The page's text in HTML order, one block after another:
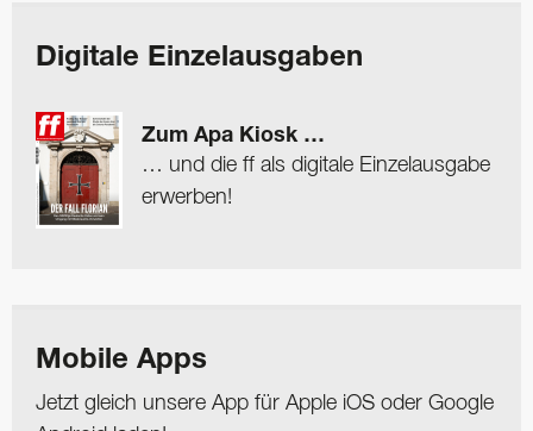
Digitale Einzelausgaben
Zum Apa Kiosk …
… und die ff als digitale Einzelausgabe
erwerben!
Mobile Apps
Jetzt gleich unsere App für Apple iOS oder Google